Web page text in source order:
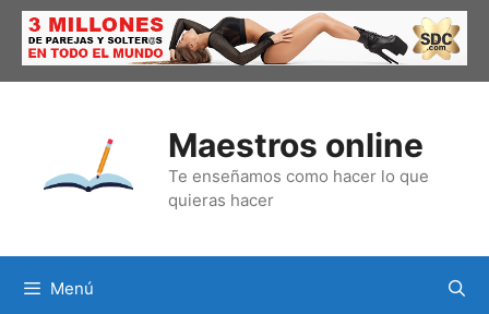
Saltar
contenido
Maestros online
Te enseñamos como hacer lo que
quieras hacer
Menú